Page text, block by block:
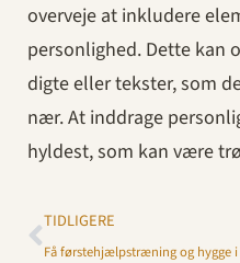
overveje at inkludere
personlighed. Dette kan
digte eller tekster, som
nær. At inddrage
hyldest, som kan være
TIDLIGERE
Få førstehjælpstræning og hygge